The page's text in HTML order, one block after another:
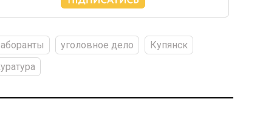
уголовное дело
Купянск